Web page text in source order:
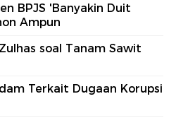
BPJS 'Banyakin Duit
Ampun
soal Tanam Sawit
Terkait Dugaan Korupsi